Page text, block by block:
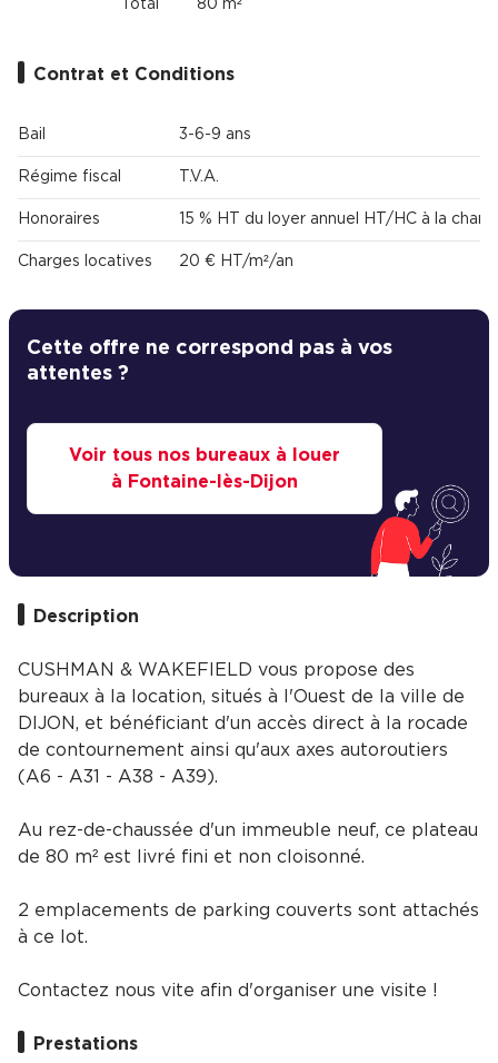
Total 80 m²
Contrat et Conditions
Bail 3-6-9 ans
Régime fiscal T.V.A.
Honoraires 15 % HT du loyer annuel HT/HC à la
Charges locatives 20 € HT/m²/an
Cette offre ne correspond pas à vos
attentes ?
Voir tous nos bureaux à louer
à Fontaine-lès-Dijon
Description
CUSHMAN & WAKEFIELD vous propose des
bureaux à la location, situés à l'Ouest de la ville de
DIJON, et bénéficiant d'un accès direct à la rocade
de contournement ainsi qu'aux axes autoroutiers
(A6 - A31 - A38 - A39).
Au rez-de-chaussée d'un immeuble neuf, ce plateau
de 80 m² est livré fini et non cloisonné.
2 emplacements de parking couverts sont attachés
à ce lot.
Contactez nous vite afin d'organiser une visite !
Prestations